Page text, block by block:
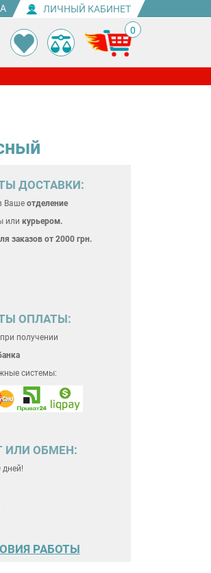
ЛИЧНЫЙ КАБИНЕТ
0
ДОСТАВКИ:
Ваше отделение
или курьером.
заказов от 2000 грн.
ОПЛАТЫ:
получении
системы:
ИЛИ ОБМЕН:
дней!
РАБОТЫ